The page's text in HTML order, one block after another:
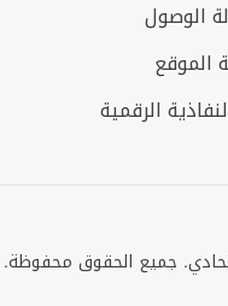
الوصول
الموقع
الرقمية
جميع الحقوق محفوظة.